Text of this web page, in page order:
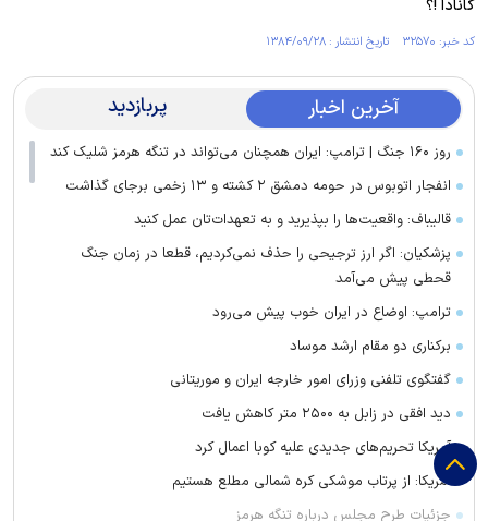
كانادا !؟
کد خبر: ۳۲۵۷۰ تاریخ انتشار : ۱۳۸۴/۰۹/۲۸
آخرین اخبار پربازدید
روز ۱۶۰ جنگ | ترامپ: ایران همچنان می‌تواند در تنگه هرمز شلیک کند
انفجار اتوبوس در حومه دمشق ۲ کشته و ۱۳ زخمی برجای گذاشت
قالیباف: واقعیت‌ها را بپذیرید و به تعهدات‌تان عمل کنید
پزشکیان: اگر ارز ترجیحی را حذف نمی‌کردیم، قطعا در زمان جنگ
قحطی پیش می‌آمد
ترامپ: اوضاع در ایران خوب پیش می‌رود
برکناری دو مقام ارشد موساد
گفتگوی تلفنی وزرای امور خارجه ایران و موریتانی
دید افقی در زابل به ۲۵۰۰ متر کاهش یافت
آمریکا تحریم‌های جدیدی علیه کوبا اعمال کرد
آمریکا: از پرتاب موشکی کره شمالی مطلع هستیم
جزئیات طرح مجلس درباره تنگه هرمز